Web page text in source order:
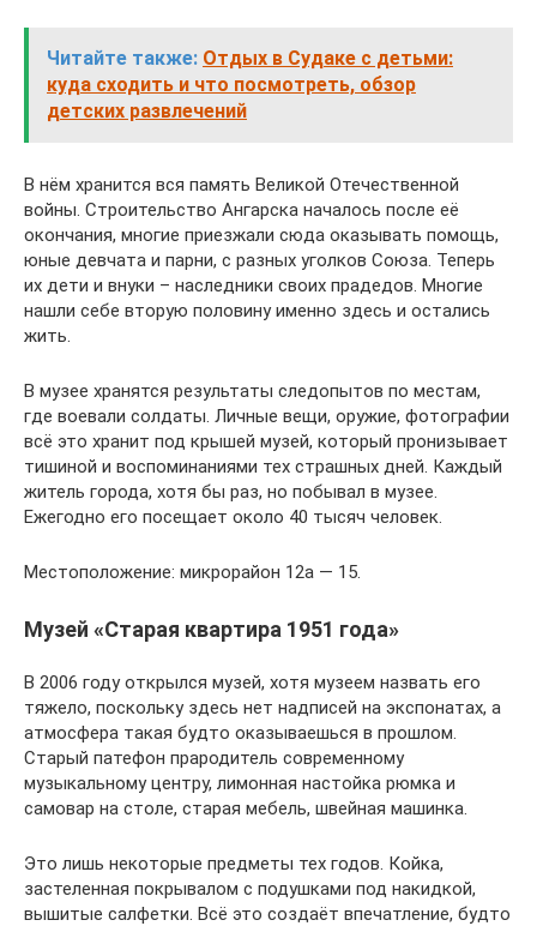
Читайте также: Отдых в Судаке с детьми:
куда сходить и что посмотреть, обзор
детских развлечений
В нём хранится вся память Великой Отечественной
войны. Строительство Ангарска началось после её
окончания, многие приезжали сюда оказывать помощь,
юные девчата и парни, с разных уголков Союза. Теперь
их дети и внуки – наследники своих прадедов. Многие
нашли себе вторую половину именно здесь и остались
жить.
В музее хранятся результаты следопытов по местам,
где воевали солдаты. Личные вещи, оружие, фотографии
всё это хранит под крышей музей, который пронизывает
тишиной и воспоминаниями тех страшных дней. Каждый
житель города, хотя бы раз, но побывал в музее.
Ежегодно его посещает около 40 тысяч человек.
Местоположение: микрорайон 12а — 15.
Музей «Старая квартира 1951 года»
В 2006 году открылся музей, хотя музеем назвать его
тяжело, поскольку здесь нет надписей на экспонатах, а
атмосфера такая будто оказываешься в прошлом.
Старый патефон прародитель современному
музыкальному центру, лимонная настойка рюмка и
самовар на столе, старая мебель, швейная машинка.
Это лишь некоторые предметы тех годов. Койка,
застеленная покрывалом с подушками под накидкой,
вышитые салфетки. Всё это создаёт впечатление, будто